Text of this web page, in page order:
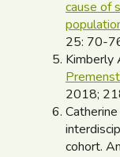
cause of
25: 70-
Kimberly
2018;
cohort.